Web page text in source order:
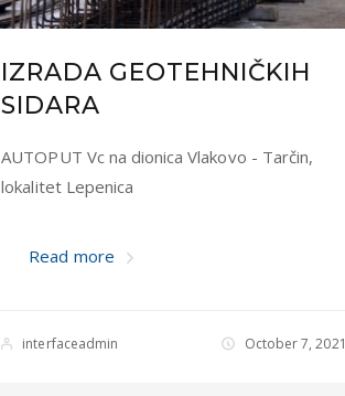
IZRADA GEOTEHNIČKIH
SIDARA
AUTOPUT Vc na dionica Vlakovo - Tarčin,
lokalitet Lepenica
Read more
interfaceadmin October 7, 2021